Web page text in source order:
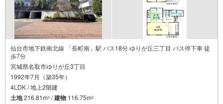
仙台市地下鉄南北線 「長町南」駅 バス18分 ゆりが丘三丁目 バス停下車 徒
歩7分
宮城県名取市ゆりが丘3丁目
1992年7月（築35年）
4LDK / 地上2階建
土地216.81m2 /建物 116.75m2